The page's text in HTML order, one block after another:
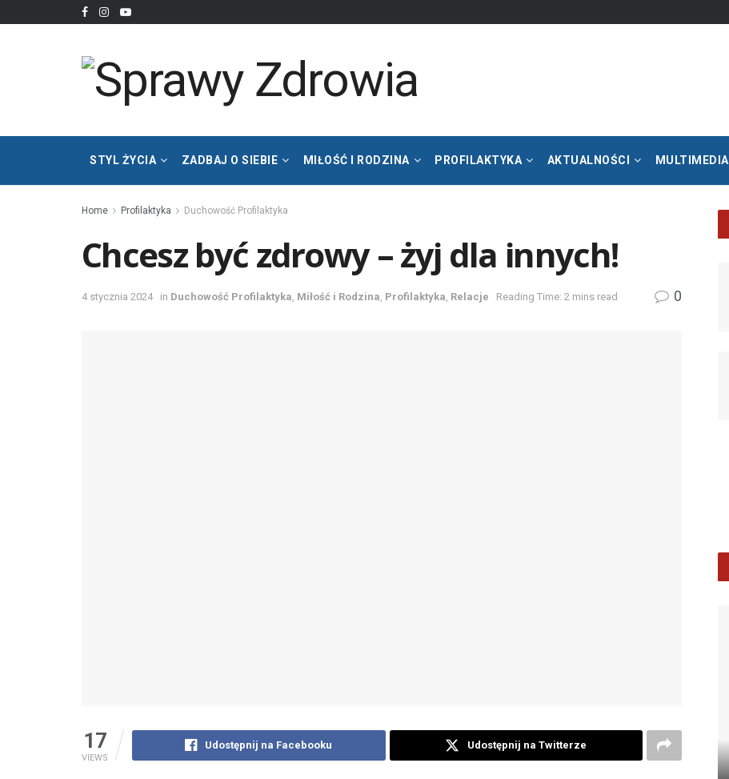
STYL ŻYCIA ZADBAJ O SIEBIE MIŁOŚĆ I RODZINA PROFILAKTYKA AKTUALNOŚCI MULTIMEDIA
Home Profilaktyka Duchowość Profilaktyka
Chcesz być zdrowy – żyj dla innych!
4 stycznia 2024 in Duchowość Profilaktyka Miłość i Rodzina Profilaktyka Relacje Reading Time: 2 mins read 0
17
VIEWS
Udostępnij na Facebooku Udostępnij na Twitterze